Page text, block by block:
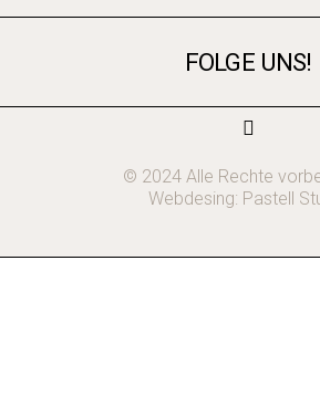
FOLGE UNS!
© 2024 Alle Rechte
Webdesing: Pastell